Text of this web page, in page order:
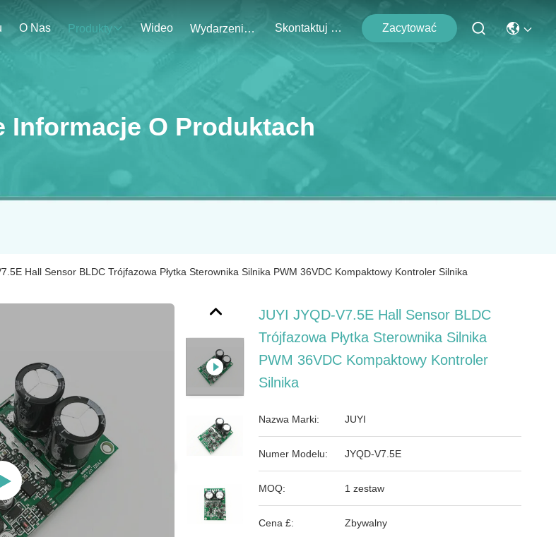
O Nas Produkty Wideo Wydarzenia Skontaktuj Się Z Nami Zacytować
Informacje O Produktach
Hall Sensor BLDC Trójfazowa Płytka Sterownika Silnika PWM 36VDC Kompaktowy Kontroler Silnika
JUYI JYQD-V7.5E Hall Sensor BLDC
Trójfazowa Płytka Sterownika Silnika
PWM 36VDC Kompaktowy Kontroler
Silnika
Nazwa Marki: JUYI
Numer Modelu: JYQD-V7.5E
MOQ: 1 zestaw
Cena £: Zbywalny